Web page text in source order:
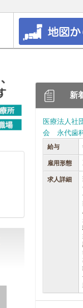
新
医療法人
会 永代歯
給与
雇用形態
求人詳細